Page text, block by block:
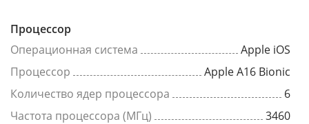
Процессор
Операционная система
Apple iOS
Процессор
Apple A16 Bionic
Количество ядер процессора
6
Частота процессора (МГц)
3460